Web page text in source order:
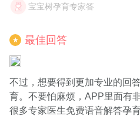
宝宝树孕育专家答
★ 最佳回答
不过，想要得到更加专业的回
育。不要怕麻烦，APP里面有
很多专家医生免费语音解答孕